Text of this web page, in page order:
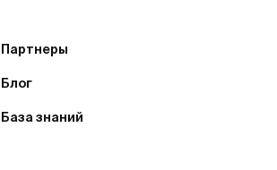
Партнеры
Блог
База знаний